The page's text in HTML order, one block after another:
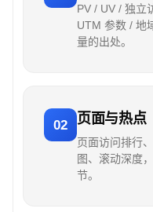
PV / UV / 独立
UTM 参数 / 地
量的出处。
02 页面与热点
页面访问排行
图、滚动深度
节。